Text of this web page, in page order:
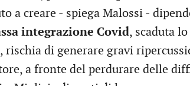
a creare - spiega Malossi -
integrazione Covid, scaduta
rischia di generare gravi
a fronte del perdurare delle